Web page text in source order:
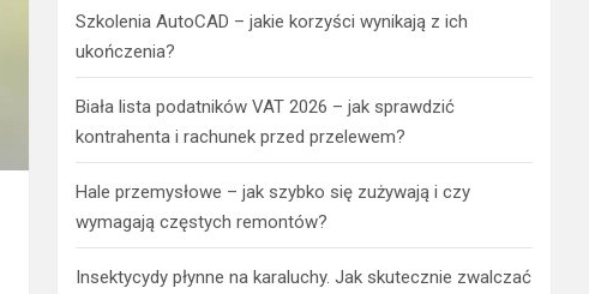
Szkolenia AutoCAD – jakie korzyści wynikają z ich
ukończenia?
Biała lista podatników VAT 2026 – jak sprawdzić
kontrahenta i rachunek przed przelewem?
Hale przemysłowe – jak szybko się zużywają i czy
wymagają częstych remontów?
Insektycydy płynne na karaluchy. Jak skutecznie zwalczać